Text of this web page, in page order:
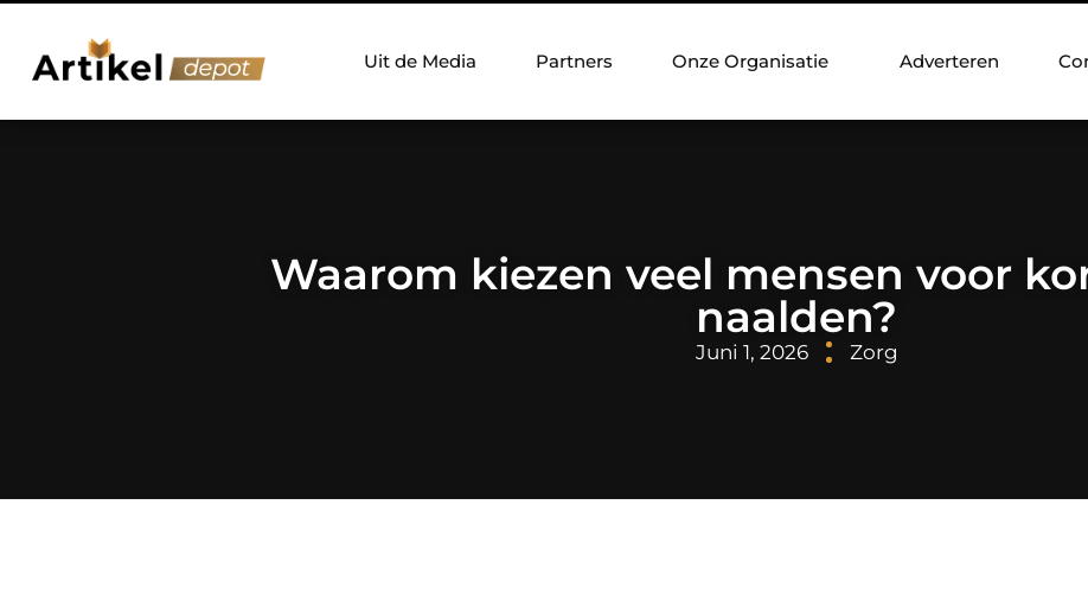
Uit de Media Partners Onze Organisatie Adverteren
Waarom kiezen veel mensen voor
naalden?
Juni 1, 2026 Zorg